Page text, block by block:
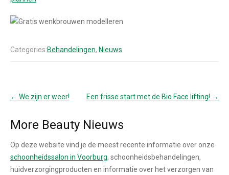
Categories:Behandelingen, Nieuws
navigation
← We zijn er weer! Een frisse start met de Bio Face lifting! →
More Beauty Nieuws
Op deze website vind je de meest recente informatie over onze
schoonheidssalon in Voorburg, schoonheidsbehandelingen,
huidverzorgingproducten en informatie over het verzorgen van